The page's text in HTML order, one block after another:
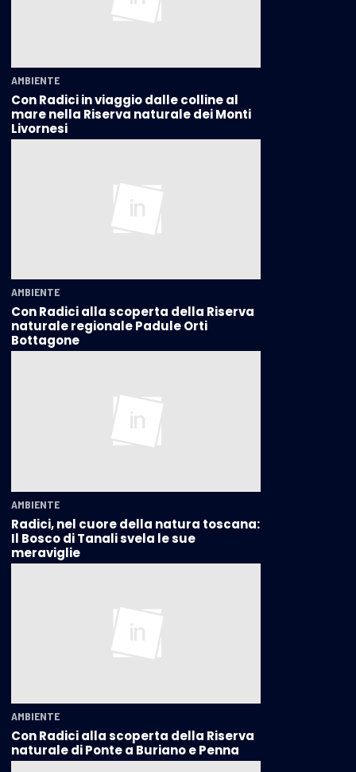
AMBIENTE
Con Radici in viaggio dalle colline al
mare nella Riserva naturale dei Monti
Livornesi
AMBIENTE
Con Radici alla scoperta della Riserva
naturale regionale Padule Orti
Bottagone
AMBIENTE
Radici, nel cuore della natura toscana:
Il Bosco di Tanali svela le sue
meraviglie
AMBIENTE
Con Radici alla scoperta della Riserva
naturale di Ponte a Buriano e Penna